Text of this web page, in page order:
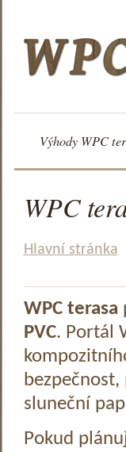
Výhody WPC
WPC
Hlavní stránka
WPC terasa
PVC. Portál
bezpečnost,
sluneční
Pokud